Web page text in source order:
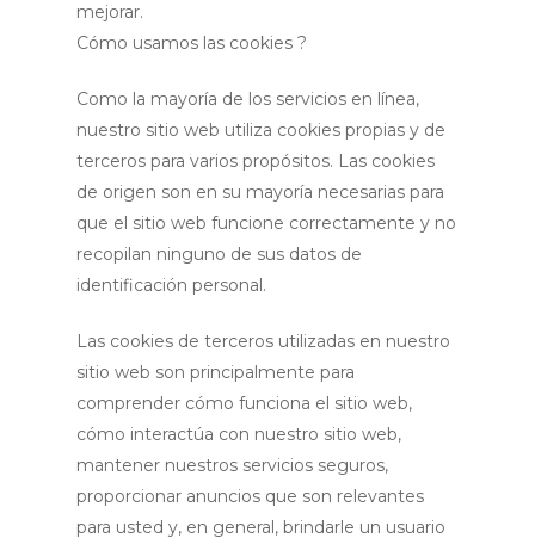
mejorar.
Cómo usamos las cookies ?
Como la mayoría de los servicios en línea,
nuestro sitio web utiliza cookies propias y de
terceros para varios propósitos. Las cookies
de origen son en su mayoría necesarias para
que el sitio web funcione correctamente y no
recopilan ninguno de sus datos de
identificación personal.
Las cookies de terceros utilizadas en nuestro
sitio web son principalmente para
comprender cómo funciona el sitio web,
cómo interactúa con nuestro sitio web,
mantener nuestros servicios seguros,
proporcionar anuncios que son relevantes
para usted y, en general, brindarle un usuario